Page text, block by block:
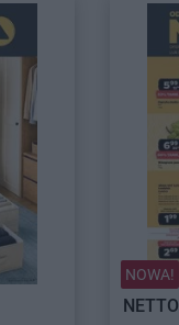
NOWA!
NETTO